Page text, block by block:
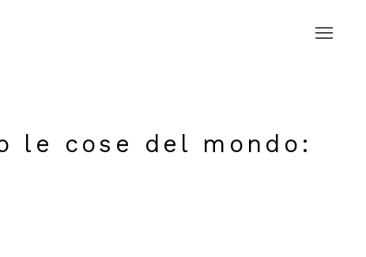
le cose del mondo :